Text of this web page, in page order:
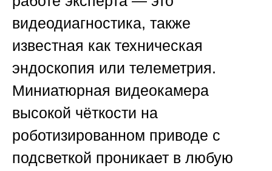
видеодиагностика, также
известная как техническая
эндоскопия или телеметрия.
Миниатюрная видеокамера
высокой чёткости на
роботизированном приводе с
подсветкой проникает в любую